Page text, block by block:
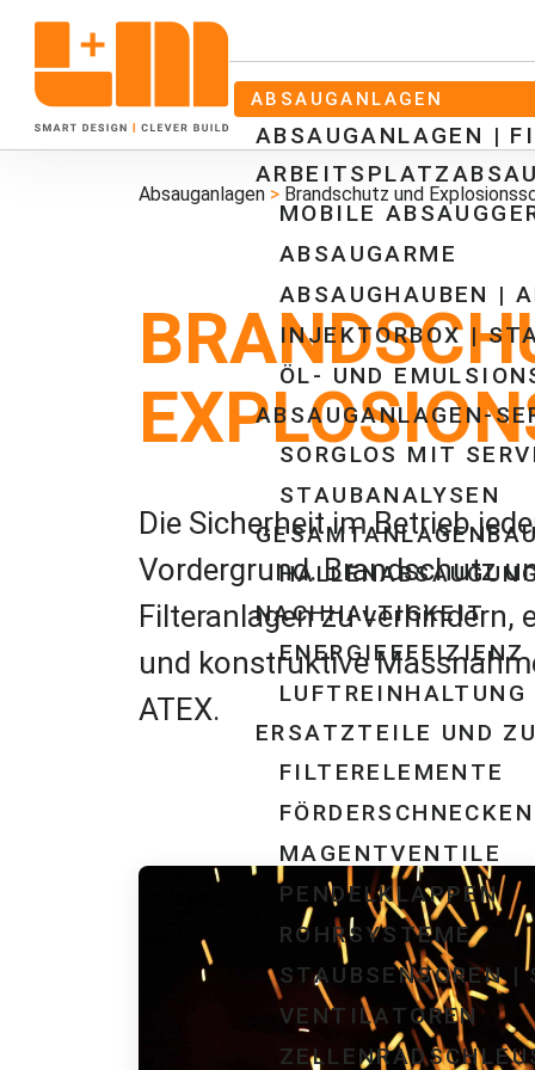
ABSAUGANLAGEN
ABSAUGANLAGEN |
MOBILE
ABSAUGARME
ABSAUGHAUBEN |
INJEKTORBOX |
ÖL- UND
ABSAUGANLAGEN-
SORGLOS MIT
STAUBANALYSEN
NACHHALTIGKEIT
ENERGIEEFFIZIENZ
ERSATZTEILE UND
FILTERELEMENTE
FÖRDERSCHNECKEN
MAGENTVENTILE
PENDELKLAPPEN
ROHRSYSTEME
STAUBSENSOREN |
VENTILATOREN
Absauganlagen > Brandschutz und
Die Sicherheit im Betrieb
Vordergrund. Brandschutz
Filteranlagen zu verhindern,
und konstruktive
ATEX.